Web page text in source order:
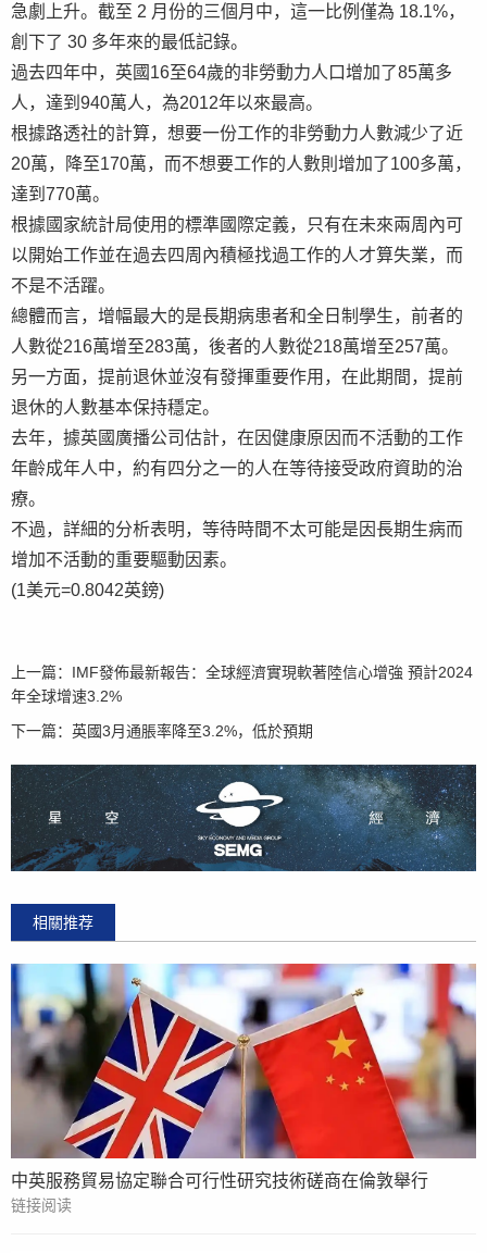
急劇上升。截至 2 月份的三個月中，這一比例僅為 18.1%，
創下了 30 多年來的最低記錄。
過去四年中，英國16至64歲的非勞動力人口增加了85萬多
人，達到940萬人，為2012年以來最高。
根據路透社的計算，想要一份工作的非勞動力人數減少了近
20萬，降至170萬，而不想要工作的人數則增加了100多萬，
達到770萬。
根據國家統計局使用的標準國際定義，只有在未來兩周內可
以開始工作並在過去四周內積極找過工作的人才算失業，而
不是不活躍。
總體而言，增幅最大的是長期病患者和全日制學生，前者的
人數從216萬增至283萬，後者的人數從218萬增至257萬。
另一方面，提前退休並沒有發揮重要作用，在此期間，提前
退休的人數基本保持穩定。
去年，據英國廣播公司估計，在因健康原因而不活動的工作
年齡成年人中，約有四分之一的人在等待接受政府資助的治
療。
不過，詳細的分析表明，等待時間不太可能是因長期生病而
增加不活動的重要驅動因素。
(1美元=0.8042英鎊)
上一篇： IMF發佈最新報告：全球經濟實現軟著陸信心增強 預計2024
年全球增速3.2%
下一篇： 英國3月通脹率降至3.2%，低於預期
相關推荐
中英服務貿易協定聯合可行性研究技術磋商在倫敦舉行
链接阅读